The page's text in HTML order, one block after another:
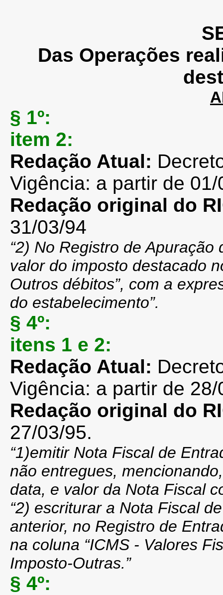
Das Operações
§ 1º:
item 2:
Redação Atual:
Vigência: a partir de 01/
Redação original do
31/03/94
“2) No Registro de
valor do imposto destacado
Outros débitos”, com a
do estabelecimento”.
§ 4º:
itens 1 e 2:
Redação Atual:
Vigência: a partir de 28/
Redação original do
27/03/95.
“1)emitir Nota Fiscal de
não entregues,
data, e valor da Nota Fiscal
“2) escriturar a Nota Fiscal
anterior, no Registro de
na coluna “ICMS - Valores
Imposto-Outras.”
§ 4º: